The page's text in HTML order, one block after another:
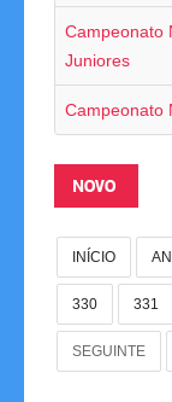
Compilação
Taça de
Rankings
Clubes
Links
Contactos
Campeonato
Juniores
Campeonato
NOVO
INÍCIO
330 331
SEGUINTE